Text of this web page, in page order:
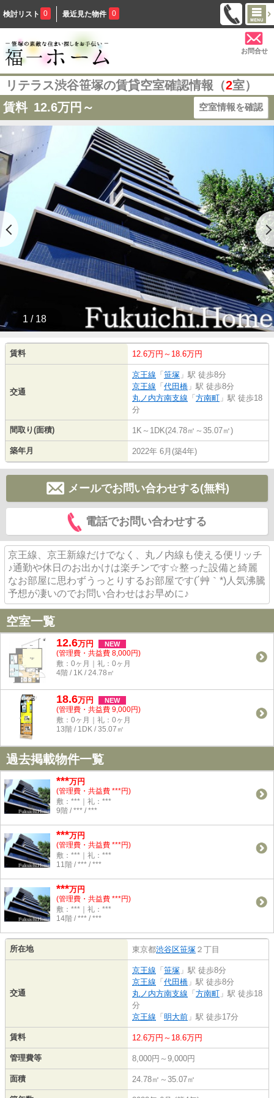
検討リスト 0 最近見た物件 0
お問合せ
リテラス渋谷笹塚の賃貸空室確認情報（2室）
賃料 12.6万円～ 空室情報を確認
1 / 18
賃料 12.6万円～18.6万円
交通
京王線 「 笹塚 」駅 徒歩8分
京王線 「 代田橋 」駅 徒歩8分
丸ノ内方南支線 「 方南町 」駅 徒歩18
分
間取り(面積) 1K～1DK(24.78㎡～35.07㎡)
築年月 2022年 6月(築4年)
メールでお問い合わせする(無料)
電話でお問い合わせする
京王線、京王新線だけでなく、丸ノ内線も使える便リッチ
♪通勤や休日のお出かけは楽チンです☆整った設備と綺麗
なお部屋に思わずうっとりするお部屋です(´艸｀*)人気沸騰
予想が凄いのでお問い合わせはお早めに♪
空室一覧
12.6万円 NEW
(管理費・共益費 8,000円)
敷：0ヶ月｜礼：0ヶ月
4階 / 1K / 24.78㎡
18.6万円 NEW
(管理費・共益費 9,000円)
敷：0ヶ月｜礼：0ヶ月
13階 / 1DK / 35.07㎡
過去掲載物件一覧
***万円
(管理費・共益費 ***円)
敷：***｜礼：***
9階 / *** / ***
***万円
(管理費・共益費 ***円)
敷：***｜礼：***
11階 / *** / ***
***万円
(管理費・共益費 ***円)
敷：***｜礼：***
14階 / *** / ***
所在地 東京都渋谷区笹塚 ２丁目
交通
京王線 「 笹塚 」駅 徒歩8分
京王線 「 代田橋 」駅 徒歩8分
丸ノ内方南支線 「 方南町 」駅 徒歩18
分
京王線 「 明大前 」駅 徒歩17分
賃料 12.6万円～18.6万円
管理費等 8,000円～9,000円
面積 24.78㎡～35.07㎡